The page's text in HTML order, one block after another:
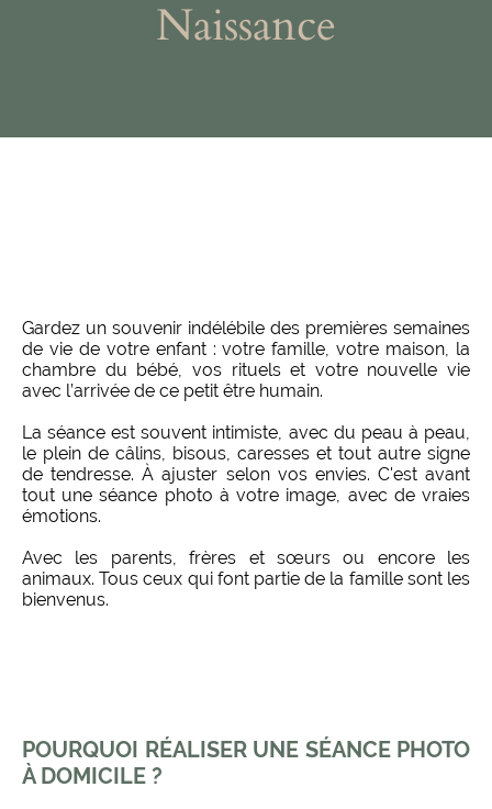
Naissance
Gardez un souvenir indélébile des premières semaines
de vie de votre enfant : votre famille, votre maison, la
chambre du bébé, vos rituels et votre nouvelle vie
avec l’arrivée de ce petit être humain.
La séance est souvent intimiste, avec du peau à peau,
le plein de câlins, bisous, caresses et tout autre signe
de tendresse. À ajuster selon vos envies. C'est avant
tout une séance photo à votre image, avec de vraies
émotions.
Avec les parents, frères et sœurs ou encore les
animaux. Tous ceux qui font partie de la famille sont les
bienvenus.
POURQUOI RÉALISER UNE SÉANCE PHOTO
À DOMICILE ?